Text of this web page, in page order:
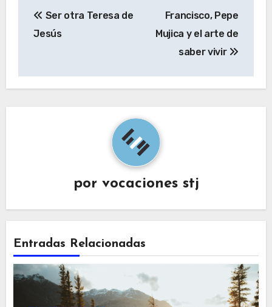
de
Ser otra Teresa de
Jesús
Francisco, Pepe
Mujica y el arte de
saber vivir
por vocaciones stj
Entradas Relacionadas